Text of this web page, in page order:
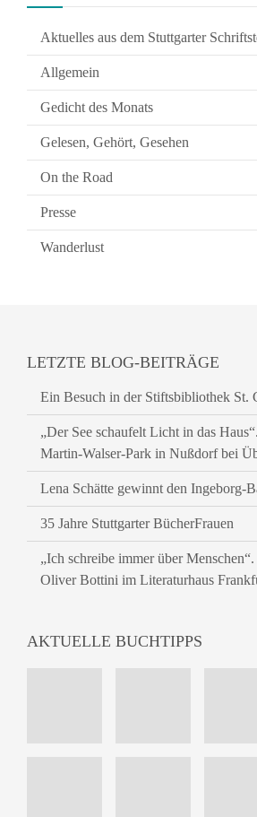
Aktuelles aus dem Stuttgarter
Allgemein
Gedicht des Monats
Gelesen, Gehört, Gesehen
On the Road
Presse
Wanderlust
LETZTE BLOG-BEITRÄGE
Ein Besuch in der Stiftsbibliothek St.
„Der See schaufelt Licht in das
Martin-Walser-Park in Nußdorf bei
Lena Schätte gewinnt den Ingeborg-
35 Jahre Stuttgarter BücherFrauen
„Ich schreibe immer über
Oliver Bottini im Literaturhaus
AKTUELLE BUCHTIPPS